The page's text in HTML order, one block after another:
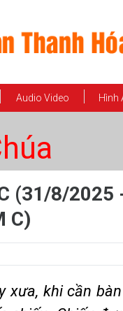
Audio Video Hình
(31/8/
C)
xưa, khi cần